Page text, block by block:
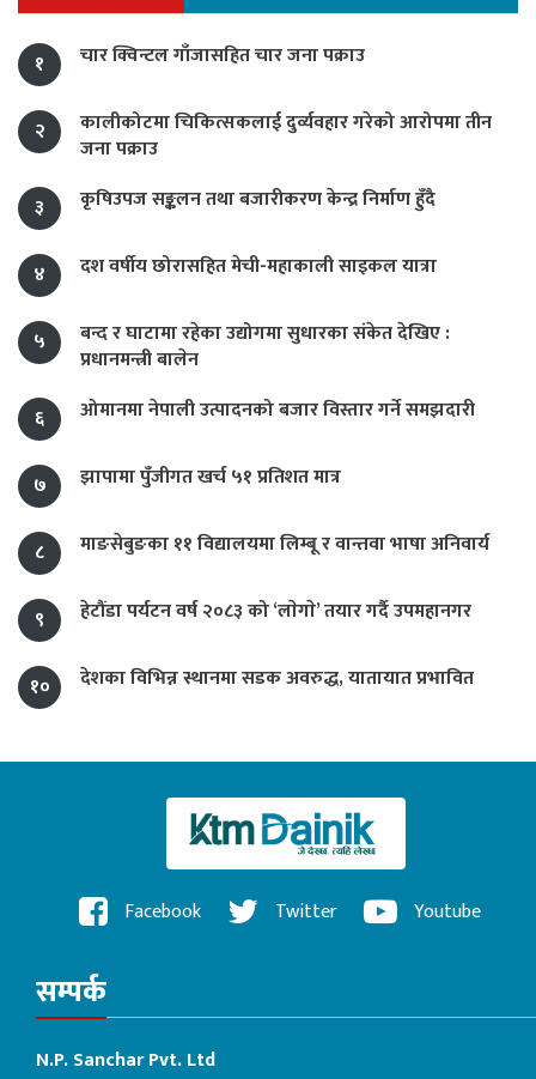
१ चार क्विन्टल गाँजासहित चार जना पक्राउ
२
कालीकोटमा चिकित्सकलाई दुर्व्यवहार गरेको आरोपमा तीन
जना पक्राउ
३
कृषिउपज सङ्कलन तथा बजारीकरण केन्द्र निर्माण हुँदै
४ दश वर्षीय छोरासहित मेची-महाकाली साइकल यात्रा
५
बन्द र घाटामा रहेका उद्योगमा सुधारका संकेत देखिए :
प्रधानमन्त्री बालेन
६
ओमानमा नेपाली उत्पादनको बजार विस्तार गर्ने समझदारी
७ झापामा पुँजीगत खर्च ५१ प्रतिशत मात्र
८ माङसेबुङका ११ विद्यालयमा लिम्बू र वान्तवा भाषा अनिवार्य
९ हेटौंडा पर्यटन वर्ष २०८३ को ‘लाेगाे’ तयार गर्दै उपमहानगर
१० देशका विभिन्न स्थानमा सडक अवरुद्ध, यातायात प्रभावित
Facebook Twitter Youtube
सम्पर्क
N.P. Sanchar Pvt. Ltd